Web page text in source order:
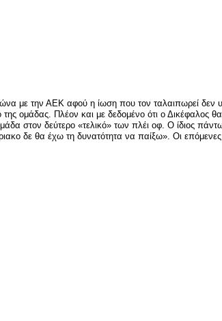
με την ΑΕΚ αφού η ίωση που τον ταλαιπωρεί δεν
της ομάδας. Πλέον και με δεδομένο ότι ο
στον δεύτερο «τελικό» των πλέι οφ. Ο ίδιος
δε θα έχω τη δυνατότητα να παίξω». Οι